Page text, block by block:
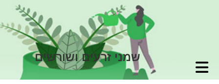
שמני זרעים ושורשים